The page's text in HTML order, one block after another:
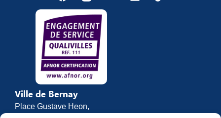
Ville de Bernay
Place Gustave Heon,